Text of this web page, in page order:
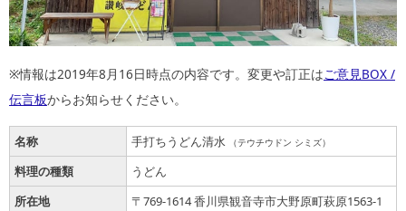
※情報は2019年8月16日時点の内容です。変更や訂正はご意見BOX /
伝言板からお知らせください。
名称 手打ちうどん清水 （テウチウドン シミズ）
料理の種類
うどん
所在地
〒769-1614 香川県観音寺市大野原町萩原1563-1